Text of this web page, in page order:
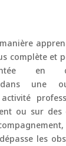
complète et
en
dans une
ou sur des
les